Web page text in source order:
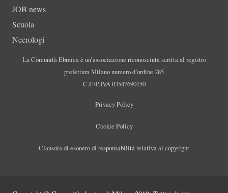
JOB news
Scuola
Necrologi
La Comunità Ebraica è un’associazione riconosciuta scritta al registro
prefettura Milano numero d’ordine 285
C.F./P.IVA 03547690150
Privacy Policy
Cookie Policy
Clausola di esonero di responsabilità relativa ai copyright